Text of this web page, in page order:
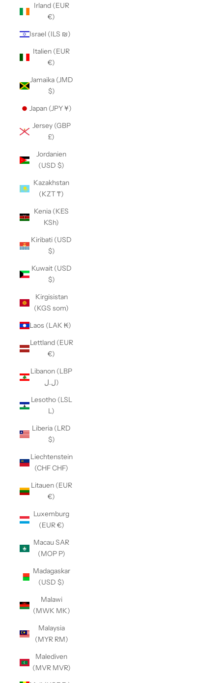
Irland (EUR
€)
Israel (ILS ₪)
Italien (EUR
€)
Jamaika (JMD
$)
Japan (JPY ¥)
Jersey (GBP
£)
Jordanien
(USD $)
Kazakhstan
(KZT ₸)
Kenia (KES
KSh)
Kiribati (USD
$)
Kuwait (USD
$)
Kirgisistan
(KGS som)
Laos (LAK ₭)
Lettland (EUR
€)
Libanon (LBP
ل.ل)
Lesotho (LSL
L)
Liberia (LRD
$)
Liechtenstein
(CHF CHF)
Litauen (EUR
€)
Luxemburg
(EUR €)
Macau SAR
(MOP P)
Madagaskar
(USD $)
Malawi
(MWK MK)
Malaysia
(MYR RM)
Malediven
(MVR MVR)